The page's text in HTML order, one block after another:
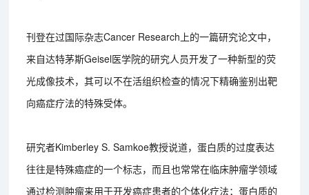
刊登在过国际杂志Cancer Research上的一篇研究论文中，
来自达特茅斯Geisel医学院的研究人员开发了一种新型的荧
光成像技术，其可以不在活组织检查的情况下精确鉴别出靶
向癌症疗法的特殊受体。
研究者Kimberley S. Samkoe教授说道，蛋白质的过度表达
往往是特殊癌症的一个标志，而且也常常在临床肿瘤学领域
通过检测肿瘤来用于开发癌症患者的个体化疗法；蛋白质的